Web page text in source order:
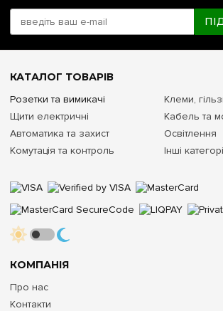
КОМПАНІЯ
Про нас
Контакти
КАТАЛОГ ТОВАРІВ
Розетки та вимикачі
Щити електричні
Автоматика та захист
Комутація та контроль
Клеми,
Кабель та
Освітлення
Інші